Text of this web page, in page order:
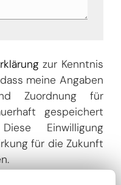
zur Kenntnis
meine Angaben
Zuordnung für
gespeichert
Einwilligung
für die Zukunft